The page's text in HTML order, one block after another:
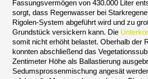
Fassungsvermögen von 430.000 Liter
sorgt, dass Regenwasser bei
Rigolen-System abgeführt wird und zu
Grundstück versickern kann. Die
somit nicht erhöht belastet. Oberhalb der
konnten abschließend das
Zentimeter Höhe als Ballastierung
Sedumsprossenmischung angesät